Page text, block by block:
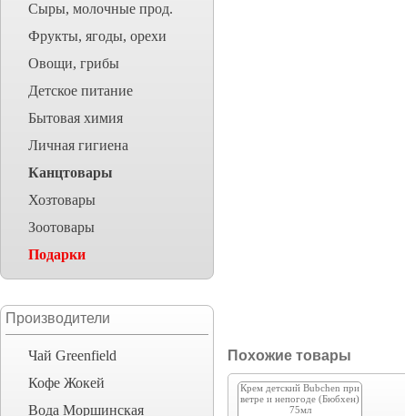
Сыры, молочные прод.
Фрукты, ягоды, орехи
Овощи, грибы
Детское питание
Бытовая химия
Личная гигиена
Канцтовары
Хозтовары
Зоотовары
Подарки
Производители
Чай Greenfield
Кофе Жокей
Вода Моршинская
Похожие товары
Крем детский Bubchen при
ветре и непогоде (Бюбхен)
75мл